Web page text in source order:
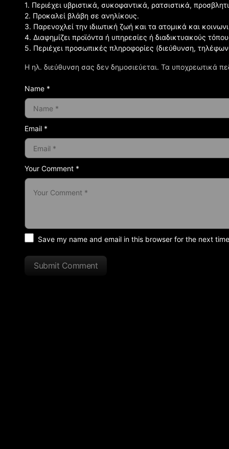
Η ηλ. διεύθυνση σας δεν δημοσιεύεται. Τα υποχρεωτικά
Your Comment *
1. Περιέχει υβριστικά, συκοφαντικά, ρατσιστικά,
2. Προκαλεί βλάβη σε ανηλίκους.
3. Παρενοχλεί την ιδιωτική ζωή και τα ατομικά και
4. Διαφημίζει προϊόντα ή υπηρεσίες ή διαδικτυακούς
5. Περιέχει προσωπικές πληροφορίες (διεύθυνση,
Name *
Email *
Save my name and email in this browser for the next
Submit Comment